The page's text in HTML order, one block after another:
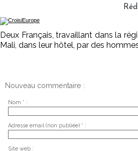
Deux Français, travaillant dans la
Mali, dans leur hôtel, par des
Nouveau commentaire :
Nom * :
Adresse email (non publiée) * :
Site web :